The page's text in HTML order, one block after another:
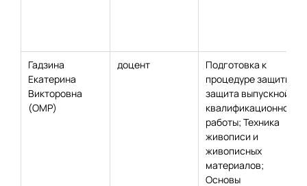
Гадзина
Екатерина
Викторовна
(ОМР)
доцент
Подготовка к
процедуре защиты и
защита выпускной
квалификационной
работы; Техника
живописи и
живописных
материалов;
Основы